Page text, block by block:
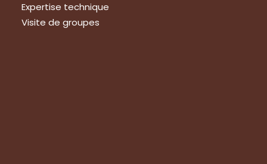
Expertise technique
Visite de groupes